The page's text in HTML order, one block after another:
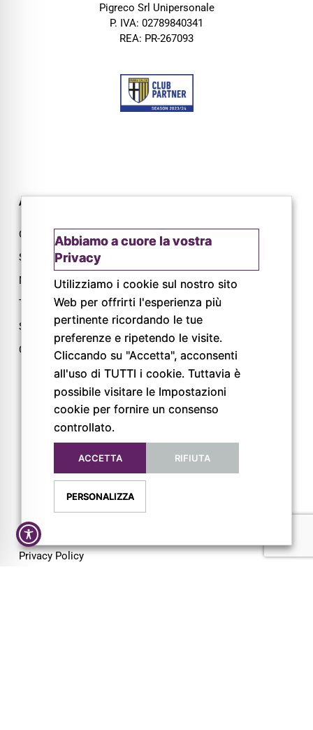
Pigreco Srl Unipersonale
P. IVA: 02789840341
REA: PR-267093
AZIENDA
Chi siamo
Servizi
Magazine
Trail
Shop
Cataloghi
Via L. Lama, 2
Tel: 0521 805945
Mail:
info@pigrecoservizi.it
Richiedi un preventivo
Lavora con noi
FOLLOW US
Privacy Policy
Abbiamo a cuore la vostra
Privacy
Utilizziamo i cookie sul nostro sito
Web per offrirti l'esperienza più
pertinente ricordando le tue
preferenze e ripetendo le visite.
Cliccando su "Accetta", acconsenti
all'uso di TUTTI i cookie. Tuttavia è
possibile visitare le Impostazioni
cookie per fornire un consenso
controllato.
ACCETTA RIFIUTA
PERSONALIZZA